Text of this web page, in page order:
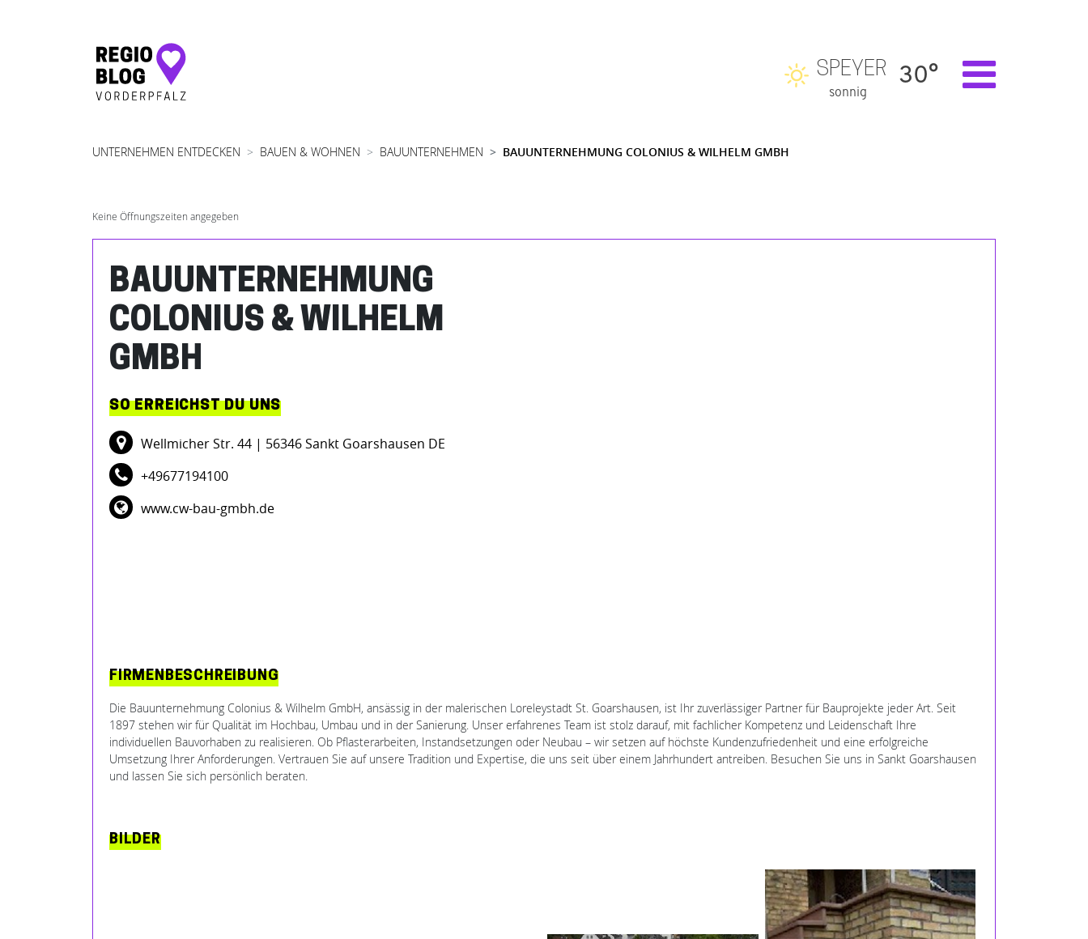
Hauptnavigation
SPEYER
sonnig
30°
UNTERNEHMEN ENTDECKEN BAUEN & WOHNEN BAUUNTERNEHMEN BAUUNTERNEHMUNG COLONIUS & WILHELM GMBH
Keine Öffnungszeiten angegeben
BAUUNTERNEHMUNG
COLONIUS & WILHELM
GMBH
SO ERREICHST DU UNS
Wellmicher Str. 44 | 56346 Sankt Goarshausen DE
+49677194100
www.cw-bau-gmbh.de
FIRMENBESCHREIBUNG
Die Bauunternehmung Colonius & Wilhelm GmbH, ansässig in der malerischen Loreleystadt St. Goarshausen, ist Ihr zuverlässiger Partner für Bauprojekte jeder Art. Seit
1897 stehen wir für Qualität im Hochbau, Umbau und in der Sanierung. Unser erfahrenes Team ist stolz darauf, mit fachlicher Kompetenz und Leidenschaft Ihre
individuellen Bauvorhaben zu realisieren. Ob Pflasterarbeiten, Instandsetzungen oder Neubau – wir setzen auf höchste Kundenzufriedenheit und eine erfolgreiche
Umsetzung Ihrer Anforderungen. Vertrauen Sie auf unsere Tradition und Expertise, die uns seit über einem Jahrhundert antreiben. Besuchen Sie uns in Sankt Goarshausen
und lassen Sie sich persönlich beraten.
BILDER